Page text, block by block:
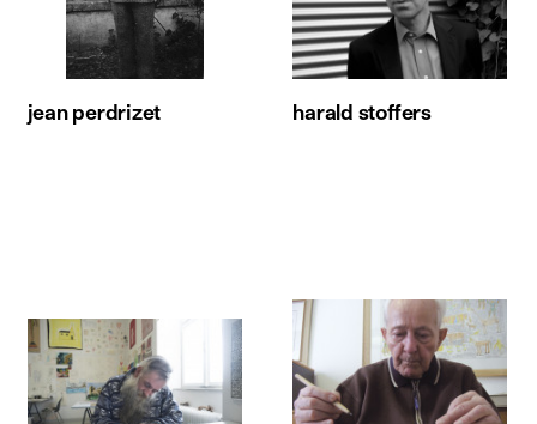
jean perdrizet harald stoffers